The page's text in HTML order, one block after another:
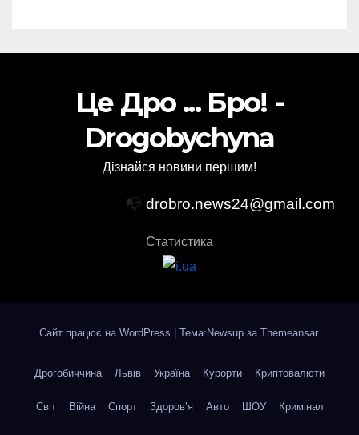
Це Дро ... Бро! -
Drogobychyna
Дізнайся новини першим!
📭 drobro.news24@gmail.com
Статистика
Сайт працює на WordPress | Тема:Newsup за Themeansar.
Дрогобиччина Львів Україна Курорти Криптовалюти
Світ Війна Спорт Здоров’я Авто ШОУ Кримінал